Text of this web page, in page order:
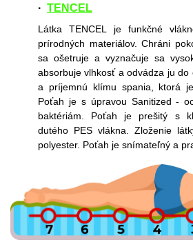
· TENCEL
Látka TENCEL je funkčné
prírodných materiálov. Chráni
sa ošetruje a vyznačuje sa
absorbuje vlhkosť a odvádza ju do
a príjemnú klímu spania, ktorá
Poťah je s úpravou Sanitized -
baktériám. Poťah je prešitý s
dutého PES vlákna. Zloženie
polyester. Poťah je snímateľný a